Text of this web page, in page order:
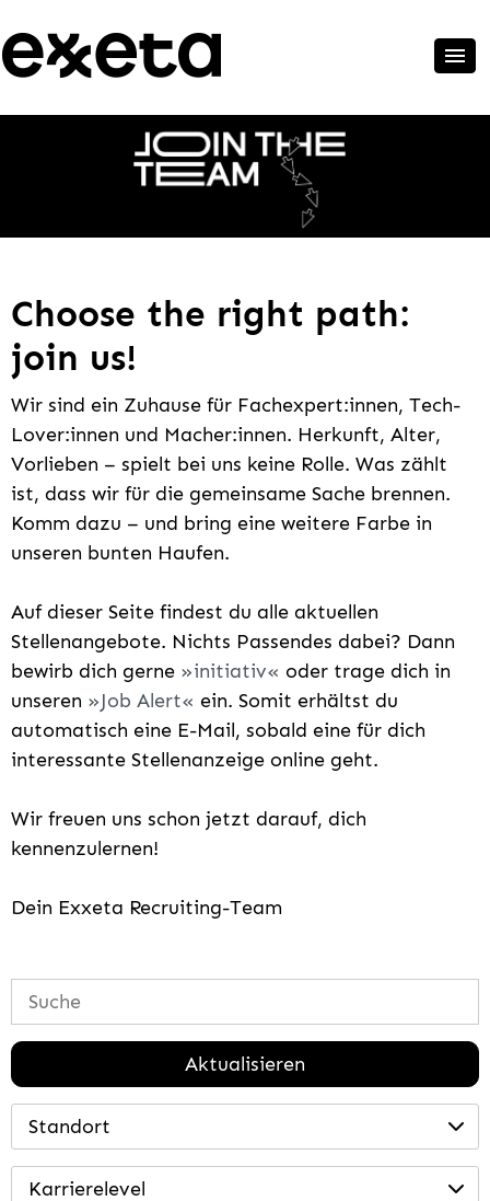
Choose the right path:
join us!
Wir sind ein Zuhause für Fachexpert:innen, Tech-
Lover:innen und Macher:innen. Herkunft, Alter,
Vorlieben – spielt bei uns keine Rolle. Was zählt
ist, dass wir für die gemeinsame Sache brennen.
Komm dazu – und bring eine weitere Farbe in
unseren bunten Haufen.
Auf dieser Seite findest du alle aktuellen
Stellenangebote. Nichts Passendes dabei? Dann
bewirb dich gerne
initiativ
oder trage dich in
unseren
Job Alert
ein. Somit erhältst du
automatisch eine E-Mail, sobald eine für dich
interessante Stellenanzeige online geht.
Wir freuen uns schon jetzt darauf, dich
kennenzulernen!
Dein Exxeta Recruiting-Team
Aktualisieren
Standort
Karrierelevel